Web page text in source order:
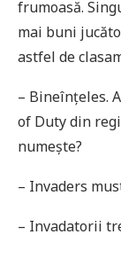
frumoasă.
mai buni
astfel de
– Bineînțeles.
of Duty din
numește?
– Invaders
– Invadatorii